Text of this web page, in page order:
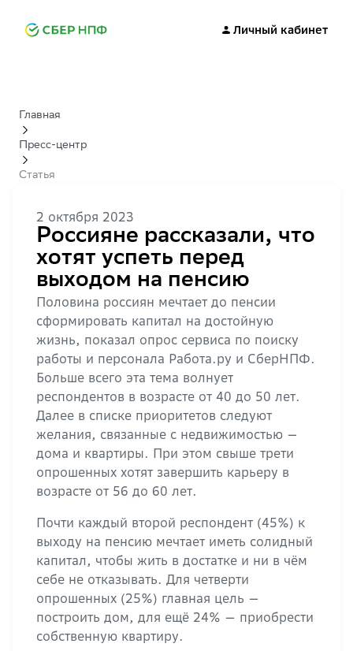
Личный кабинет
Главная
Пресс-центр
Статья
2 октября 2023
Россияне рассказали, что
хотят успеть перед
выходом на пенсию
Половина россиян мечтает до пенсии
сформировать капитал на достойную
жизнь, показал опрос сервиса по поиску
работы и персонала Работа.ру и СберНПФ.
Больше всего эта тема волнует
респондентов в возрасте от 40 до 50 лет.
Далее в списке приоритетов следуют
желания, связанные с недвижимостью —
дома и квартиры. При этом свыше трети
опрошенных хотят завершить карьеру в
возрасте от 56 до 60 лет.
Почти каждый второй респондент (45%) к
выходу на пенсию мечтает иметь солидный
капитал, чтобы жить в достатке и ни в чём
себе не отказывать. Для четверти
опрошенных (25%) главная цель —
построить дом, для ещё 24% — приобрести
собственную квартиру.